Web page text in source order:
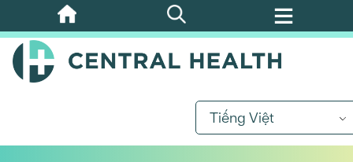
Bỏ
qua
nội
Tiếng Việt